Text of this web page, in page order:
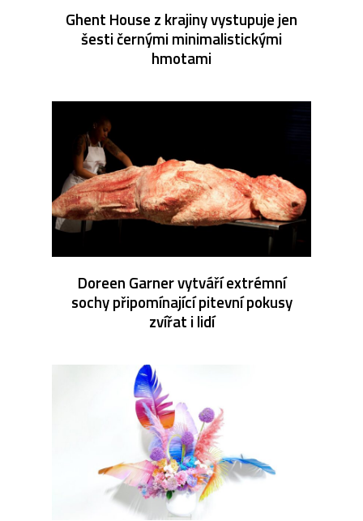
Ghent House z krajiny vystupuje jen
šesti černými minimalistickými
hmotami
Doreen Garner vytváří extrémní
sochy připomínající pitevní pokusy
zvířat i lidí